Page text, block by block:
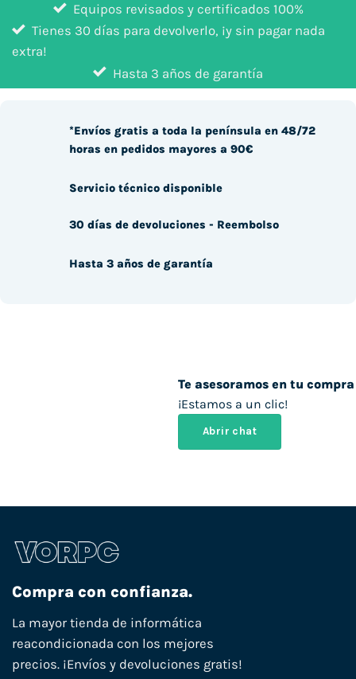
Equipos revisados y certificados 100%
Tienes 30 días para devolverlo, ¡y sin pagar nada
extra!
Hasta 3 años de garantía
Te asesoramos en tu compra
¡Estamos a un clic!
Abrir chat
*Envíos gratis a toda la península en 48/72
horas en pedidos mayores a 90€
Servicio técnico disponible
30 días de devoluciones - Reembolso
Hasta 3 años de garantía
Compra con confianza.
La mayor tienda de informática
reacondicionada con los mejores
precios. ¡Envíos y devoluciones gratis!